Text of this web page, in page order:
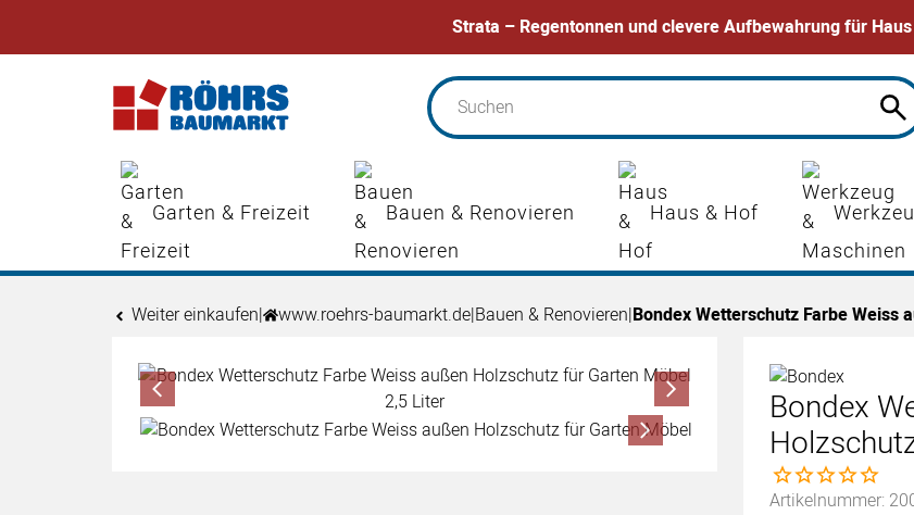
Strata – Regentonnen und clevere Aufbewahrung für
Zum Hauptinhalt springen
Garten & Freizeit Bauen & Renovieren Haus & Hof
Weiter einkaufen| www.roehrs-baumarkt.de|Bauen & Renovieren|Bondex Wetterschutz Farbe Weiss
Produktgalerie
Zur Kaufbox springen
Bondex
Noch keine
Artikelnummer: